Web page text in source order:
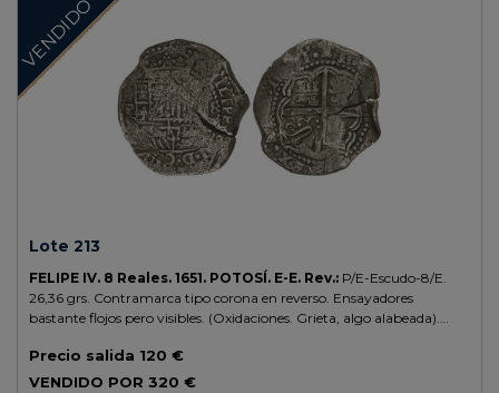
VENDIDO
Lote 213
FELIPE IV. 8 Reales. 1651. POTOSÍ. E-E. Rev.: P/E-Escudo-8/E.
26,36 grs. Contramarca tipo corona en reverso. Ensayadores
bastante flojos pero visibles. (Oxidaciones. Grieta, algo alabeada).
852.
Precio salida 120 €
VENDIDO POR 320 €